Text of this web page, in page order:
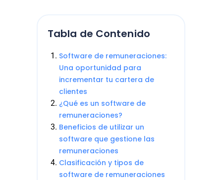
Tabla de Contenido
Software de remuneraciones:
Una oportunidad para
incrementar tu cartera de
clientes
¿Qué es un software de
remuneraciones?
Beneficios de utilizar un
software que gestione las
remuneraciones
Clasificación y tipos de
software de remuneraciones